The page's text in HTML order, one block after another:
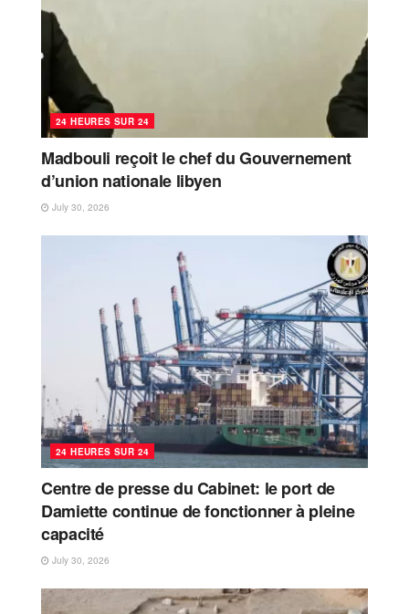
24 HEURES SUR 24
Madbouli reçoit le chef du Gouvernement
d’union nationale libyen
July 30, 2026
24 HEURES SUR 24
Centre de presse du Cabinet: le port de
Damiette continue de fonctionner à pleine
capacité
July 30, 2026